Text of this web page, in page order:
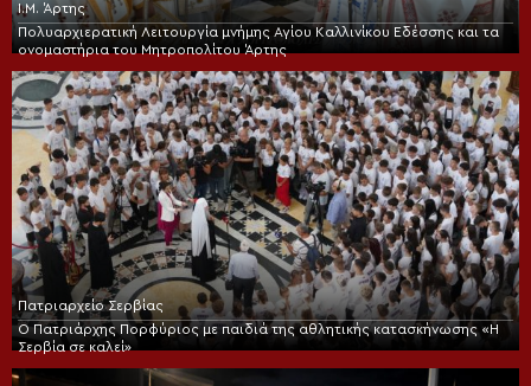
Ι.Μ. Άρτης
Πολυαρχιερατική Λειτουργία μνήμης Αγίου Καλλινίκου Εδέσσης και τα
ονομαστήρια του Μητροπολίτου Άρτης
Πατριαρχείο Σερβίας
Ο Πατριάρχης Πορφύριος με παιδιά της αθλητικής κατασκήνωσης «Η
Σερβία σε καλεί»